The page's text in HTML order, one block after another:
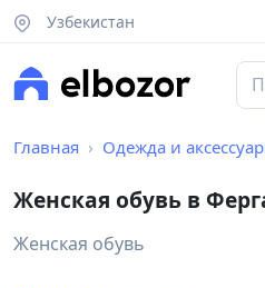
Узбекистан
Главная Одежда и
Женская обувь в
Женская обувь